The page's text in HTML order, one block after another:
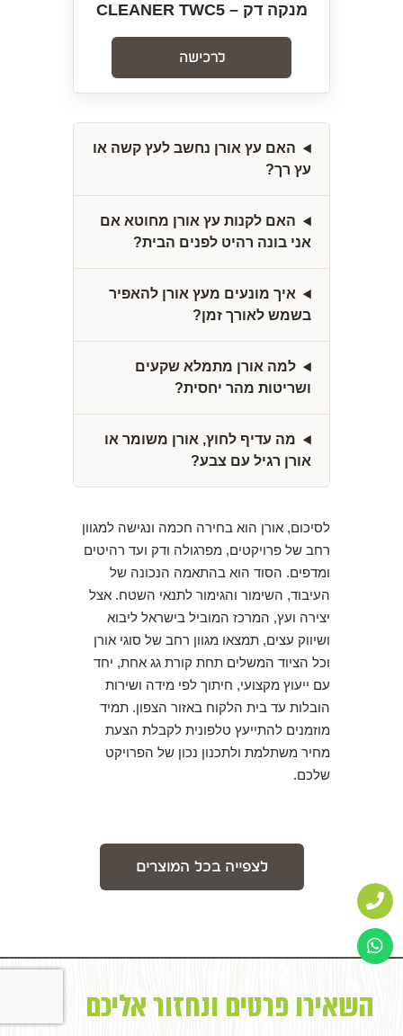
מנקה דק – CLEANER TWC5
לרכישה
האם עץ אורן נחשב לעץ קשה או
עץ רך?
האם לקנות עץ אורן מחוטא אם
אני בונה רהיט לפנים הבית?
איך מונעים מעץ אורן להאפיר
בשמש לאורך זמן?
למה אורן מתמלא שקעים
ושריטות מהר יחסית?
מה עדיף לחוץ, אורן משומר או
אורן רגיל עם צבע?
לסיכום, אורן הוא בחירה חכמה ונגישה למגוון
רחב של פרויקטים, מפרגולה ודק ועד רהיטים
ומדפים. הסוד הוא בהתאמה הנכונה של
העיבוד, השימור והגימור לתנאי השטח. אצל
יצירה ועץ, המרכז המוביל בישראל ליבוא
ושיווק עצים, תמצאו מגוון רחב של סוגי אורן
וכל הציוד המשלים תחת קורת גג אחת, יחד
עם ייעוץ מקצועי, חיתוך לפי מידה ושירות
הובלות עד בית הלקוח באזור הצפון. תמיד
מוזמנים להתייעץ טלפונית לקבלת הצעת
מחיר משתלמת ולתכנון נכון של הפרויקט
שלכם.
לצפייה בכל המוצרים
השאירו פרטים ונחזור אליכם